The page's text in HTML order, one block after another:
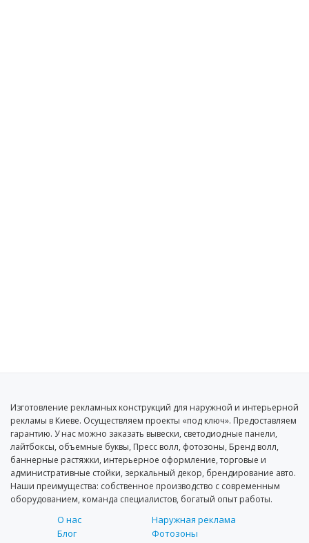
Изготовление рекламных конструкций для наружной и интерьерной
рекламы в Киеве. Осуществляем проекты «под ключ». Предоставляем
гарантию. У нас можно заказать вывески, светодиодные панели,
лайтбоксы, объемные буквы, Пресс волл, фотозоны, Бренд волл,
баннерные растяжки, интерьерное оформление, торговые и
административные стойки, зеркальный декор, брендирование авто.
Наши преимущества: собственное производство с современным
оборудованием, команда специалистов, богатый опыт работы.
О нас
Блог
Наружная реклама
Фотозоны